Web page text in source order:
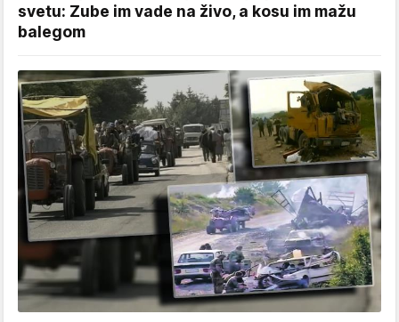
svetu: Zube im vade na živo, a kosu im mažu
balegom